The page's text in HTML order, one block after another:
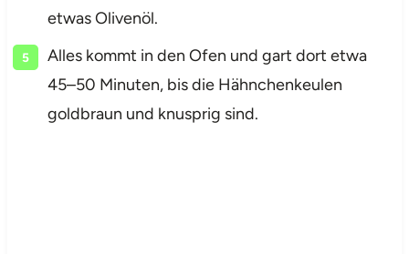
etwas Olivenöl.
Alles kommt in den Ofen und gart dort etwa
45–50 Minuten, bis die Hähnchenkeulen
goldbraun und knusprig sind.